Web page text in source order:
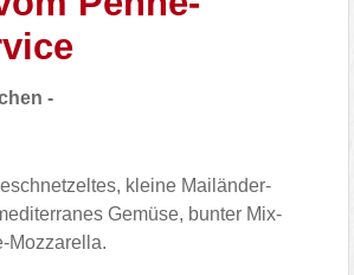
-
kleine Mailänder-
Gemüse, bunter Mix-
Mozzarella.